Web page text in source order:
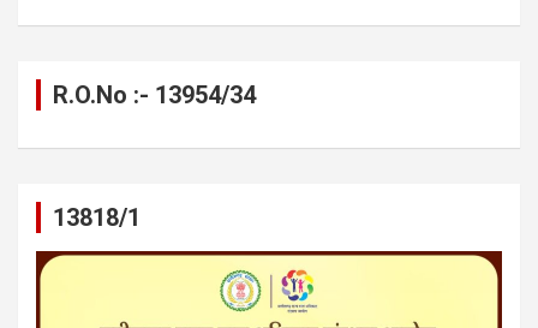
R.O.No :- 13954/34
13818/1